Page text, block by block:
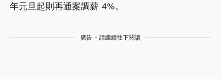
年元旦起則再通案調薪 4%。
廣告 - 請繼續往下閱讀